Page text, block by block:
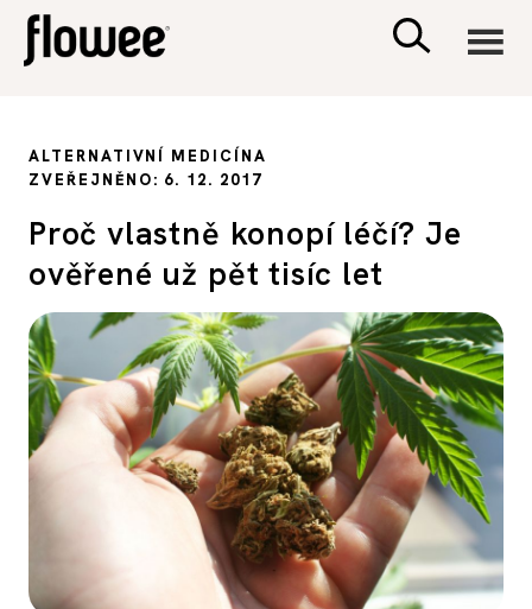
PSYCHOLOGIE
RODINA A DĚTI
SEX A VZTAHY
PORADNA
ALTERNATIVNÍ MEDICÍNA
ZVEŘEJNĚNO: 6. 12. 2017
Proč vlastně konopí léčí? Je
ověřené už pět tisíc let